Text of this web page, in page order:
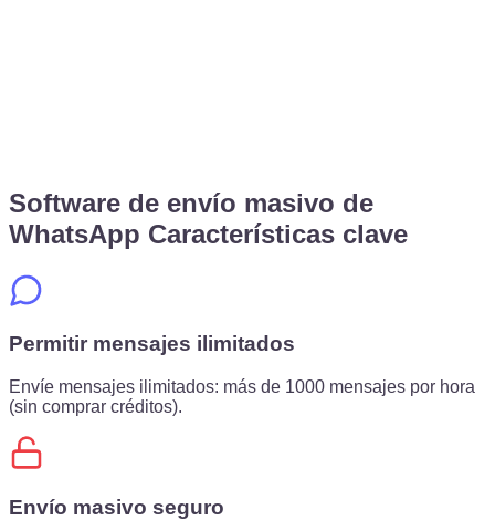
Software de envío masivo de
WhatsApp Características clave
Permitir mensajes ilimitados
Envíe mensajes ilimitados: más de 1000 mensajes por hora
(sin comprar créditos).
Envío masivo seguro